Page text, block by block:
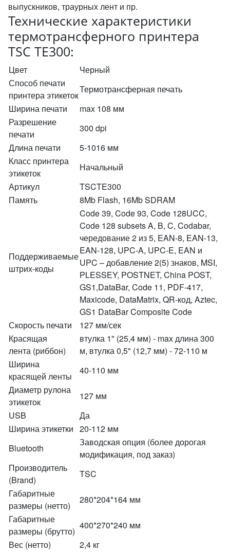
выпускников, траурных лент и пр.
Технические характеристики
термотрансферного принтера
TSC TE300:
Цвет
Черный
Способ печати
принтера этикеток
Термотрансферная печать
Ширина печати
max 108 мм
Разрешение
печати
300 dpi
Длина печати
5-1016 мм
Класс принтера
этикеток
Начальный
Артикул
TSCTE300
Память
8Mb Flash, 16Mb SDRAM
Поддерживаемые
штрих-коды
Code 39, Code 93, Code 128UCC,
Code 128 subsets A, B, C, Codabar,
чередование 2 из 5, EAN-8, EAN-13,
EAN-128, UPC-A, UPC-E, EAN и
UPC – добавление 2(5) знаков, MSI,
PLESSEY, POSTNET, China POST,
GS1,DataBar, Code 11, PDF-417,
Maxicode, DataMatrix, QR-код, Aztec,
GS1 DataBar Composite Code
Скорость печати
127 мм/сек
Красящая
лента (риббон)
втулка 1" (25,4 мм) - max длина 300
м, втулка 0,5" (12,7 мм) - 72-110 м
Ширина
красящей ленты
40-110 мм
Диаметр рулона
этикеток
127 мм
USB
Да
Ширина этикетки 20-112 мм
Bluetooth
Заводская опция (более дорогая
модификация, под заказ)
Производитель
(Brand)
TSC
Габаритные
размеры (нетто)
280*204*164 мм
Габаритные
размеры (брутто)
400*270*240 мм
Вес (нетто)
2,4 кг